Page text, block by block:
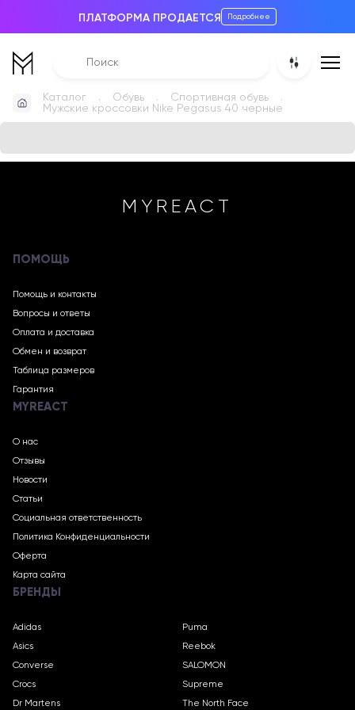
ПЛАТФОРМА ПРОДАЕТСЯ Подробнее
Каталог Обувь
Спортивная обувь
Мужские кроссовки Nike Pegasus 40 черные
MYREACT
ПОМОЩЬ
Помощь и контакты
Вопросы и ответы
Оплата и доставка
Обмен и возврат
Таблица размеров
Гарантия
MYREACT
О нас
Отзывы
Новости
Статьи
Социальная ответственность
Политика Конфиденциальности
Оферта
Карта сайта
БРЕНДЫ
Adidas
Asics
Converse
Crocs
Dr Martens
Puma
Reebok
SALOMON
Supreme
The North Face